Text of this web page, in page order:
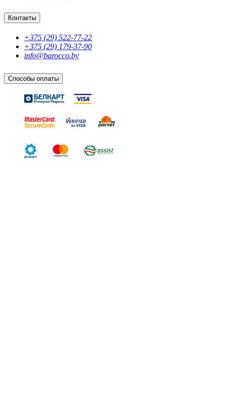
Контакты
+375 (29) 522-77-22
+375 (29) 179-37-90
info@barocco.by
Способы оплаты